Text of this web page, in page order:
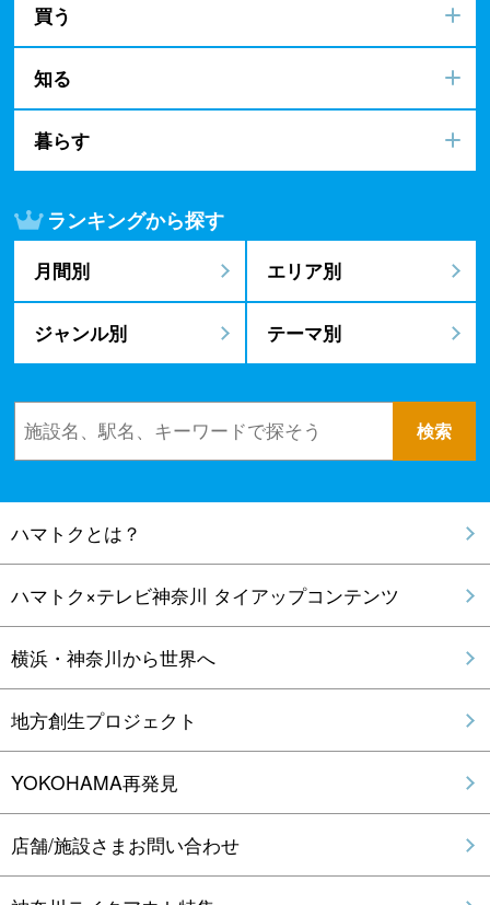
買う
知る
暮らす
ランキングから探す
月間別 エリア別
ジャンル別 テーマ別
ハマトクとは？
ハマトク×テレビ神奈川 タイアップコンテンツ
横浜・神奈川から世界へ
地方創生プロジェクト
YOKOHAMA再発見
店舗/施設さまお問い合わせ